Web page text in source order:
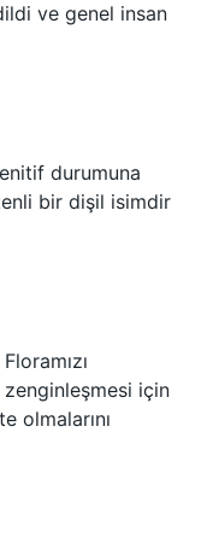
ve genel insan
durumuna
bir dişil isimdir
için
olmalarını